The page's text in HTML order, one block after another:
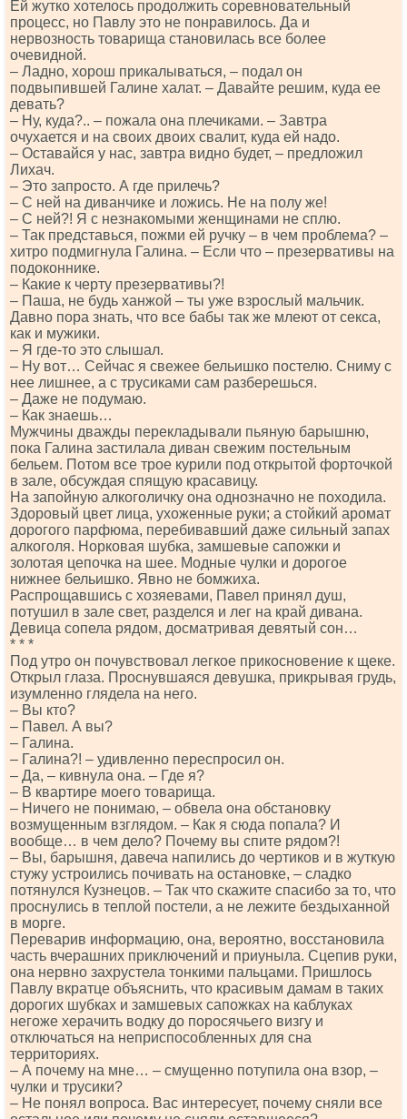
Ей жутко хотелось продолжить соревновательный
процесс, но Павлу это не понравилось. Да и
нервозность товарища становилась все более
очевидной.
– Ладно, хорош прикалываться, ‒ подал он
подвыпившей Галине халат. ‒ Давайте решим, куда ее
девать?
– Ну, куда?.. – пожала она плечиками. – Завтра
очухается и на своих двоих свалит, куда ей надо.
– Оставайся у нас, завтра видно будет, – предложил
Лихач.
– Это запросто. А где прилечь?
– С ней на диванчике и ложись. Не на полу же!
– С ней?! Я с незнакомыми женщинами не сплю.
– Так представься, пожми ей ручку ‒ в чем проблема? –
хитро подмигнула Галина. – Если что – презервативы на
подоконнике.
– Какие к черту презервативы?!
– Паша, не будь ханжой – ты уже взрослый мальчик.
Давно пора знать, что все бабы так же млеют от секса,
как и мужики.
– Я где-то это слышал.
– Ну вот… Сейчас я свежее бельишко постелю. Сниму с
нее лишнее, а с трусиками сам разберешься.
– Даже не подумаю.
– Как знаешь…
Мужчины дважды перекладывали пьяную барышню,
пока Галина застилала диван свежим постельным
бельем. Потом все трое курили под открытой форточкой
в зале, обсуждая спящую красавицу.
На запойную алкоголичку она однозначно не походила.
Здоровый цвет лица, ухоженные руки; а стойкий аромат
дорогого парфюма, перебивавший даже сильный запах
алкоголя. Норковая шубка, замшевые сапожки и
золотая цепочка на шее. Модные чулки и дорогое
нижнее бельишко. Явно не бомжиха.
Распрощавшись с хозяевами, Павел принял душ,
потушил в зале свет, разделся и лег на край дивана.
Девица сопела рядом, досматривая девятый сон…
* * *
Под утро он почувствовал легкое прикосновение к щеке.
Открыл глаза. Проснувшаяся девушка, прикрывая грудь,
изумленно глядела на него.
– Вы кто?
– Павел. А вы?
– Галина.
‒ Галина?! ‒ удивленно переспросил он.
‒ Да, ‒ кивнула она. ‒ Где я?
– В квартире моего товарища.
– Ничего не понимаю, – обвела она обстановку
возмущенным взглядом. – Как я сюда попала? И
вообще… в чем дело? Почему вы спите рядом?!
– Вы, барышня, давеча напились до чертиков и в жуткую
стужу устроились почивать на остановке, – сладко
потянулся Кузнецов. – Так что скажите спасибо за то, что
проснулись в теплой постели, а не лежите бездыханной
в морге.
Переварив информацию, она, вероятно, восстановила
часть вчерашних приключений и приуныла. Сцепив руки,
она нервно захрустела тонкими пальцами. Пришлось
Павлу вкратце объяснить, что красивым дамам в таких
дорогих шубках и замшевых сапожках на каблуках
негоже херачить водку до поросячьего визгу и
отключаться на неприспособленных для сна
территориях.
– А почему на мне… ‒ смущенно потупила она взор, ‒
чулки и трусики?
– Не понял вопроса. Вас интересует, почему сняли все